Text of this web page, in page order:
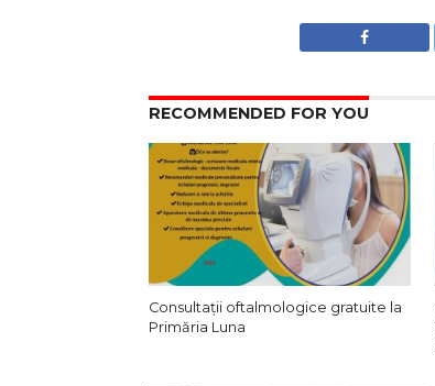
RECOMMENDED FOR YOU
Consultații oftalmologice gratuite la
Primăria Luna